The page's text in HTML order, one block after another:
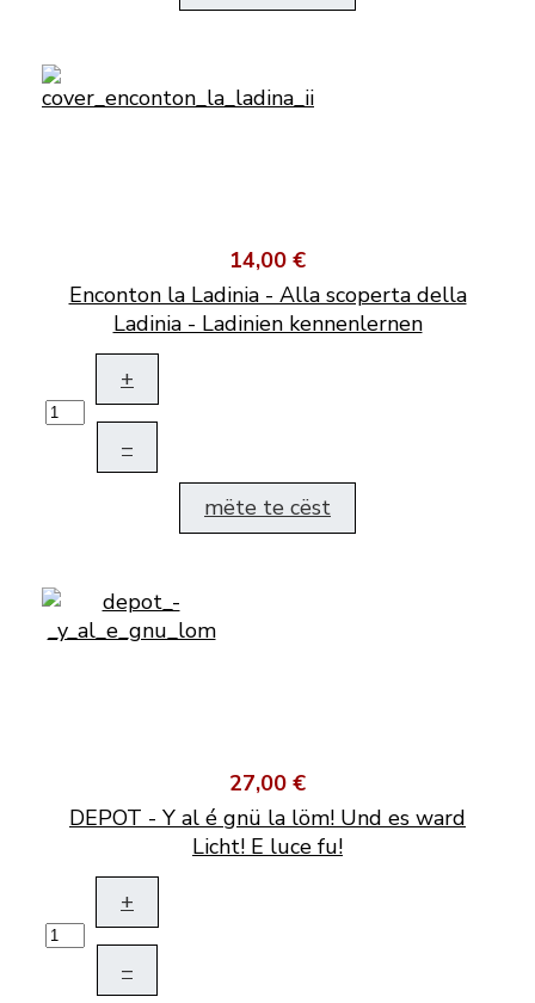
14,00 €
Enconton la Ladinia - Alla scoperta della
Ladinia - Ladinien kennenlernen
+
–
mëte te cëst
27,00 €
DEPOT - Y al é gnü la löm! Und es ward
Licht! E luce fu!
+
–